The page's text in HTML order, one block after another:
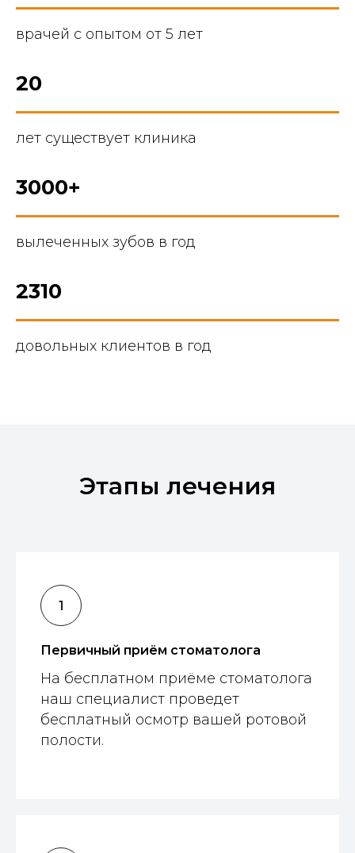
врачей с опытом от 5 лет
20
лет существует клиника
3000+
вылеченных зубов в год
2310
довольных клиентов в год
Этапы лечения
Первичный приём стоматолога
На бесплатном приёме стоматолога
наш специалист проведет
бесплатный осмотр вашей ротовой
полости.